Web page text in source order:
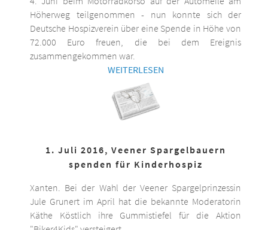
Höherweg teilgenommen - nun konnte sich der
Deutsche Hospizverein über eine Spende in Höhe von
72.000 Euro freuen, die bei dem Ereignis
zusammengekommen war.
WEITERLESEN
1. Juli 2016, Veener Spargelbauern
spenden für Kinderhospiz
Xanten. Bei der Wahl der Veener Spargelprinzessin
Jule Grunert im April hat die bekannte Moderatorin
Käthe Köstlich ihre Gummistiefel für die Aktion